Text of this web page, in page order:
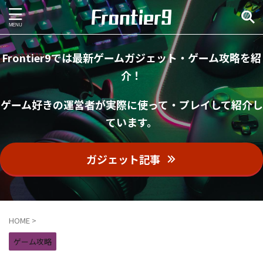
Frontier9では最新ゲームガジェット・ゲーム攻略を紹
介！
ゲーム好きの運営者が実際に使って・プレイして紹介し
ています。
ガジェット記事
HOME >
ゲーム攻略